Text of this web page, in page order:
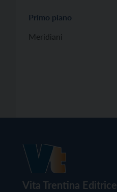
Primo piano
Meridiani
Vita Trentina Editrice